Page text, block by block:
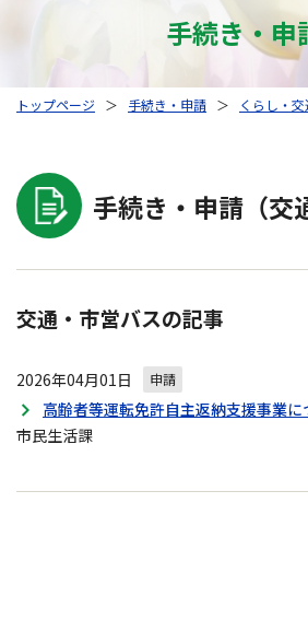
手続き・申
トップページ ＞ 手続き・申請 ＞ くらし・交
手続き・申請（交
交通・市営バスの記事
2026年04月01日 申請
高齢者等運転免許自主返納支援事業に
市民生活課